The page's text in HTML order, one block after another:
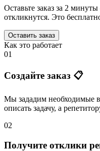
Оставьте заказ за 2
откликнутся. Это
Оставить заказ
Как это работает
01
Создайте заказ 📋
Мы зададим необходимые
описать задачу, а
02
Получите отклики